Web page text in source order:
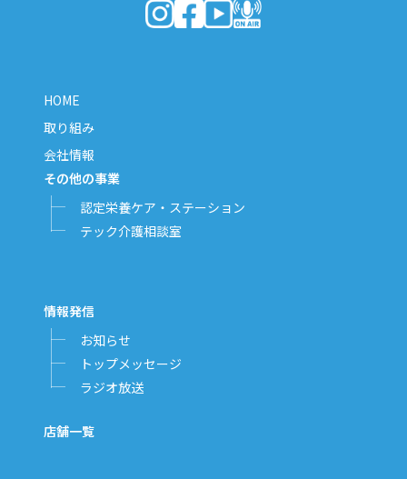
（新しいウィンドウで開きます）
（新しいウィンドウで開きます）
（新しいウィンドウで開き
（新しいウィンドウで
HOME
取り組み
会社情報
その他の事業
認定栄養ケア・ステーション
テック介護相談室
情報発信
お知らせ
トップメッセージ
ラジオ放送
店舗一覧